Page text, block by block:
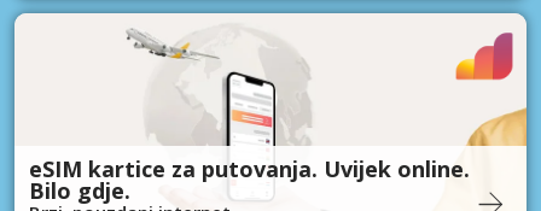
eSIM kartice za putovanja. Uvijek online.
Bilo gdje.